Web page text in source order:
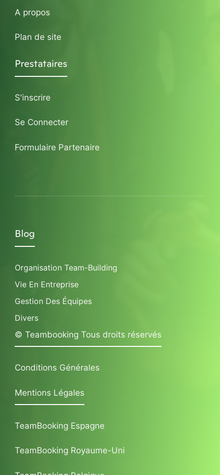
A propos
Plan de site
Prestataires
S'inscrire
Se Connecter
Formulaire Partenaire
Blog
Organisation Team-Building
Vie En Entreprise
Gestion Des Équipes
Divers
© Teambooking Tous droits réservés
Conditions Générales
Mentions Légales
TeamBooking Espagne
TeamBooking Royaume-Uni